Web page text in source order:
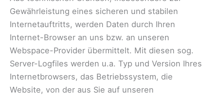
Gewährleistung eines sicheren und stabilen
Internetauftritts, werden Daten durch Ihren
Internet-Browser an uns bzw. an unseren
Webspace-Provider übermittelt. Mit diesen sog.
Server-Logfiles werden u.a. Typ und Version Ihres
Internetbrowsers, das Betriebssystem, die
Website, von der aus Sie auf unseren